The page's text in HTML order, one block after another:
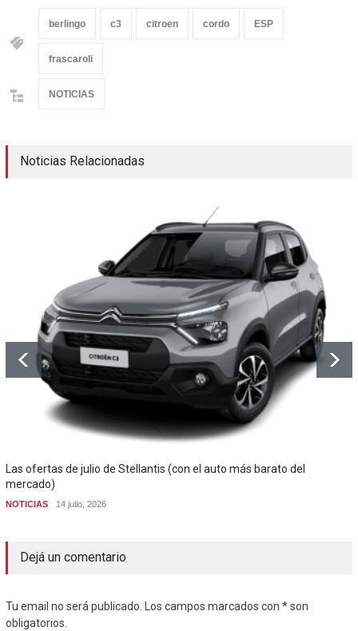
berlingo c3 citroen cordo ESP
frascaroli
NOTICIAS
Noticias Relacionadas
Las ofertas de julio de Stellantis (con el auto más barato del
mercado)
NOTICIAS 14 julio, 2026
Dejá un comentario
Tu email no será publicado. Los campos marcados con * son
obligatorios.